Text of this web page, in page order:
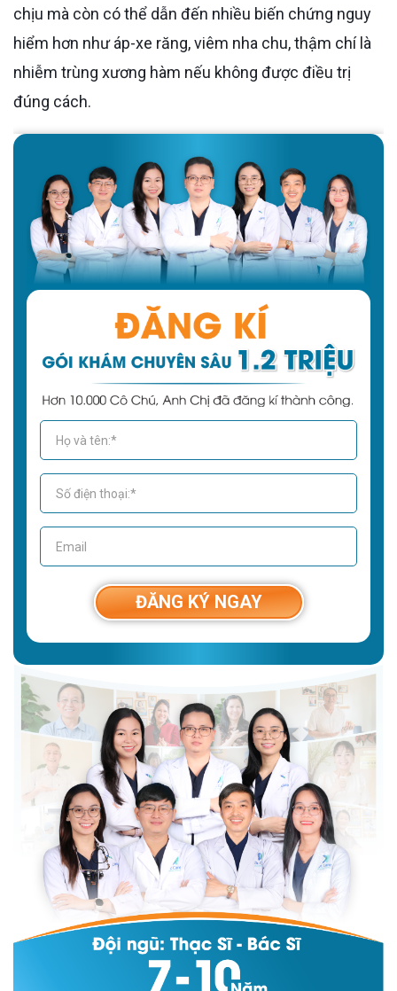
chịu mà còn có thể dẫn đến nhiều biến chứng nguy
hiểm hơn như áp-xe răng, viêm nha chu, thậm chí là
nhiễm trùng xương hàm nếu không được điều trị
đúng cách.